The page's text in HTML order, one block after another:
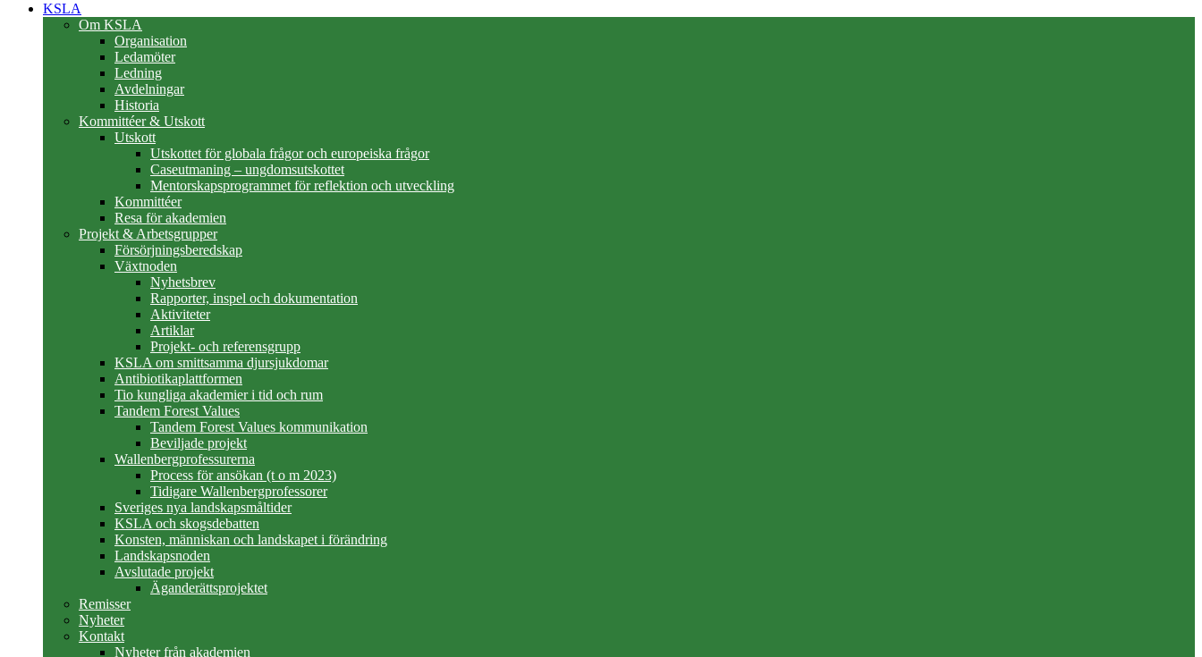
KSLA
Om KSLA
Organisation
Ledamöter
Ledning
Avdelningar
Historia
Kommittéer & Utskott
Utskott
Utskottet för globala frågor och europeiska frågor
Caseutmaning – ungdomsutskottet
Mentorskapsprogrammet för reflektion och utveckling
Kommittéer
Resa för akademien
Projekt & Arbetsgrupper
Försörjningsberedskap
Växtnoden
Nyhetsbrev
Rapporter, inspel och dokumentation
Aktiviteter
Artiklar
Projekt- och referensgrupp
KSLA om smittsamma djursjukdomar
Antibiotikaplattformen
Tio kungliga akademier i tid och rum
Tandem Forest Values
Tandem Forest Values kommunikation
Beviljade projekt
Wallenbergprofessurerna
Process för ansökan (t o m 2023)
Tidigare Wallenbergprofessorer
Sveriges nya landskapsmåltider
KSLA och skogsdebatten
Konsten, människan och landskapet i förändring
Landskapsnoden
Avslutade projekt
Äganderättsprojektet
Remisser
Nyheter
Kontakt
Nyheter från akademien